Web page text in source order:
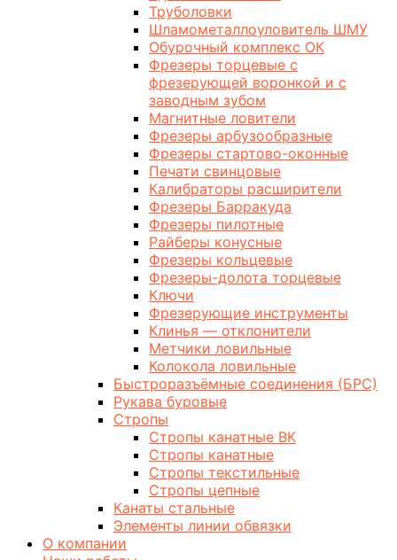
Труболовки
Шламометаллоуловитель ШМУ
Обурочный комплекс ОК
Фрезеры торцевые с
фрезерующей воронкой и с
заводным зубом
Магнитные ловители
Фрезеры арбузообразные
Фрезеры стартово-оконные
Печати свинцовые
Калибраторы расширители
Фрезеры Барракуда
Фрезеры пилотные
Райберы конусные
Фрезеры кольцевые
Фрезеры-долота торцевые
Ключи
Фрезерующие инструменты
Клинья — отклонители
Метчики ловильные
Колокола ловильные
Быстроразъёмные соединения (БРС)
Рукава буровые
Стропы
Стропы канатные ВК
Стропы канатные
Стропы текстильные
Стропы цепные
Канаты стальные
Элементы линии обвязки
О компании